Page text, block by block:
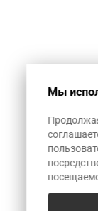
Мы